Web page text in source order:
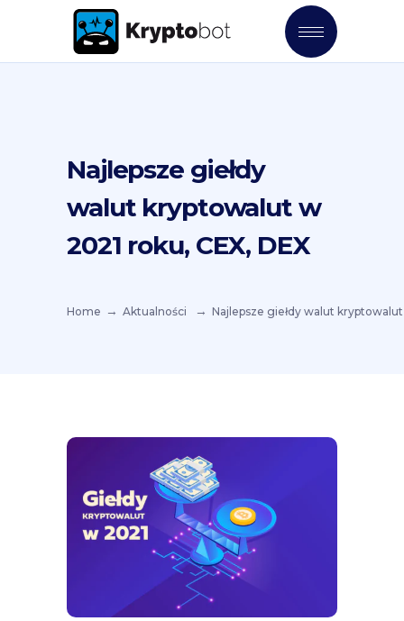
Najlepsze giełdy
walut kryptowalut w
2021 roku, CEX, DEX
Home Aktualności Najlepsze giełdy walut kryptowalut